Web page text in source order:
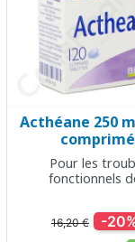
Acthéane 250
Pour les
fonctionnels
16,20 € -